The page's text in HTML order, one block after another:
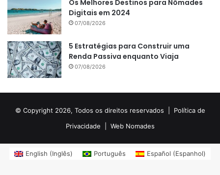
Os Melhores Destinos para Nômades
Digitais em 2024
07/08/2026
5 Estratégias para Construir uma
Renda Passiva enquanto Viaja
07/08/2026
© Copyright 2026, Todos os direitos reservados | Política de
Privacidade
Web Nomades
English (Inglês) Português Español (Espanhol)